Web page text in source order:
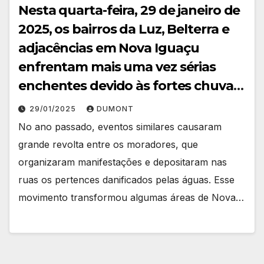
Nesta quarta-feira, 29 de janeiro de
2025, os bairros da Luz, Belterra e
adjacências em Nova Iguaçu
enfrentam mais uma vez sérias
enchentes devido às fortes chuvas
que atingem a região. A cidade está
sob alerta oficial desde as 16h, com
registros de alagamentos e
transtornos significativos.
29/01/2025 DUMONT
No ano passado, eventos similares causaram
grande revolta entre os moradores, que
organizaram manifestações e depositaram nas
ruas os pertences danificados pelas águas. Esse
movimento transformou algumas áreas de Nova…